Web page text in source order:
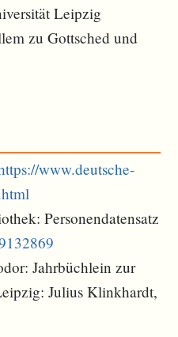
Leipzig
zu Gottsched und
www.deutsche-
Personendatensatz
Jahrbüchlein zur
Julius Klinkhardt,